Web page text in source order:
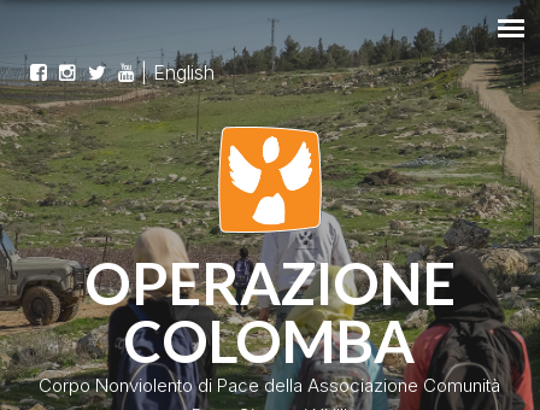
|English
OPERAZIONE
COLOMBA
Corpo Nonviolento di Pace della Associazione Comunità